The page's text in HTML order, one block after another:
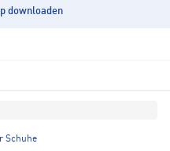
downloaden
Schuhe